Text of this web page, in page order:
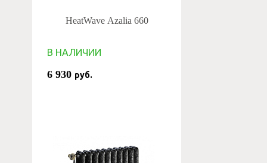
HeatWave Azalia 660
В НАЛИЧИИ
6 930 руб.